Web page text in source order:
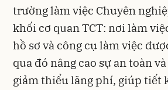
trường làm việc Chuyên
khối cơ quan TCT: nơi làm
hồ sơ và công cụ làm việc
qua đó nâng cao sự an toàn
giảm thiểu lãng phí, giúp tiết